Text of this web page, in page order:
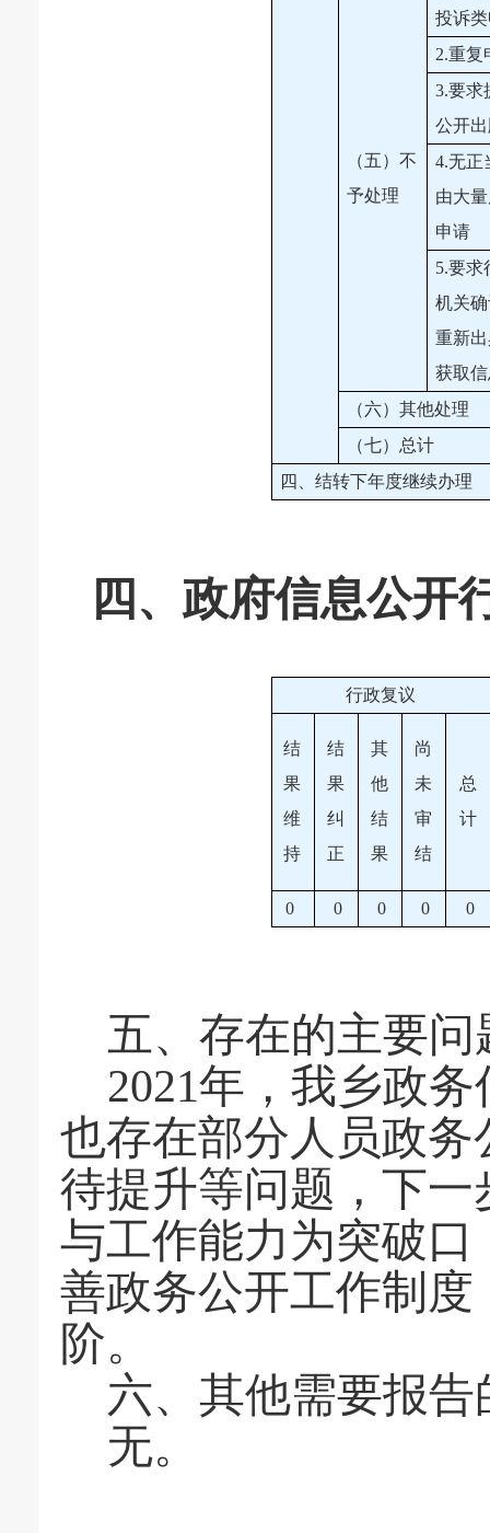
（五）不
予处理
投诉
2.重复
3.要求
公开
4.无正
由大
申请
5.要求
机关
重新
获取
（六）其他处理
（七）总计
四、结转下年度继续办理
四、政府信息公开
行政复议
结
果
维
持
结
果
纠
正
其
他
结
果
尚
未
审
结
总
计
0 0 0 0 0
五、存在的主要
2021年，我乡政务
也存在部分人员政
待提升等问题，下
与工作能力为突破
善政务公开工作制
阶。
六、其他需要报告
无。